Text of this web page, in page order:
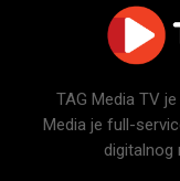
TAG Media TV
Media je full-
digitalnog